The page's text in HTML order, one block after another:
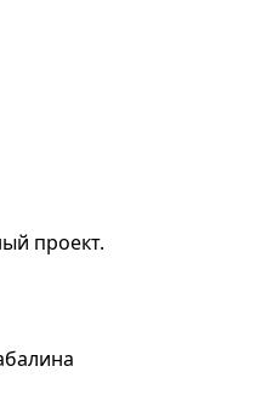
проект.